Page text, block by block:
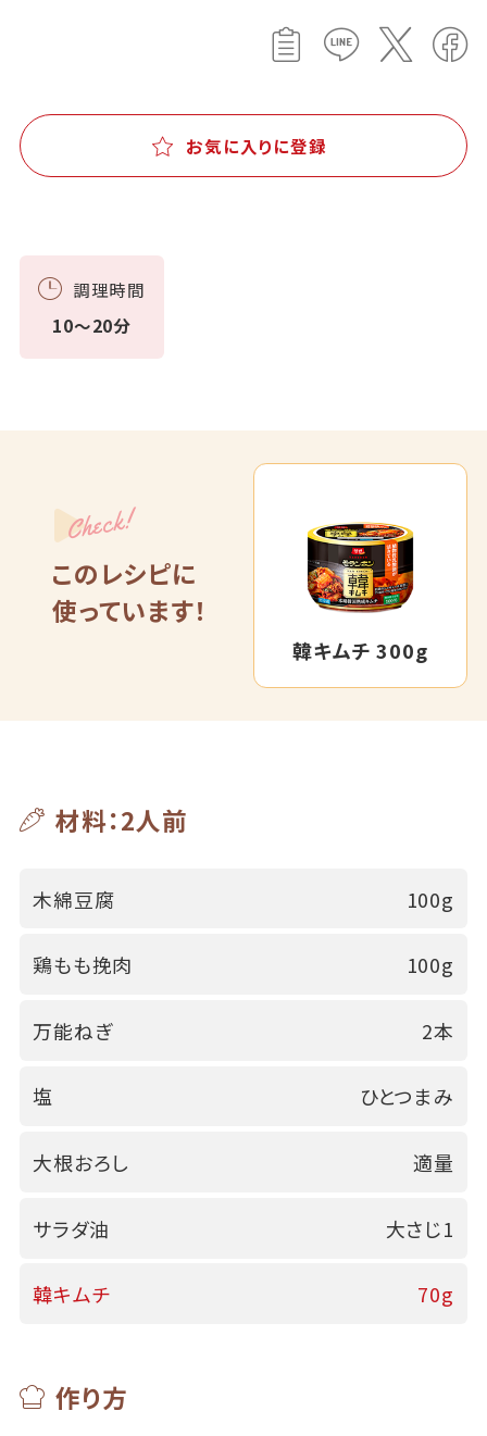
お気に入りに登録
調理時間
10～20分
Check!
このレシピに
使っています！
韓キムチ 300g
材料：2人前
木綿豆腐 100g
鶏もも挽肉 100g
万能ねぎ 2本
塩 ひとつまみ
大根おろし 適量
サラダ油 大さじ1
韓キムチ 70g
作り方